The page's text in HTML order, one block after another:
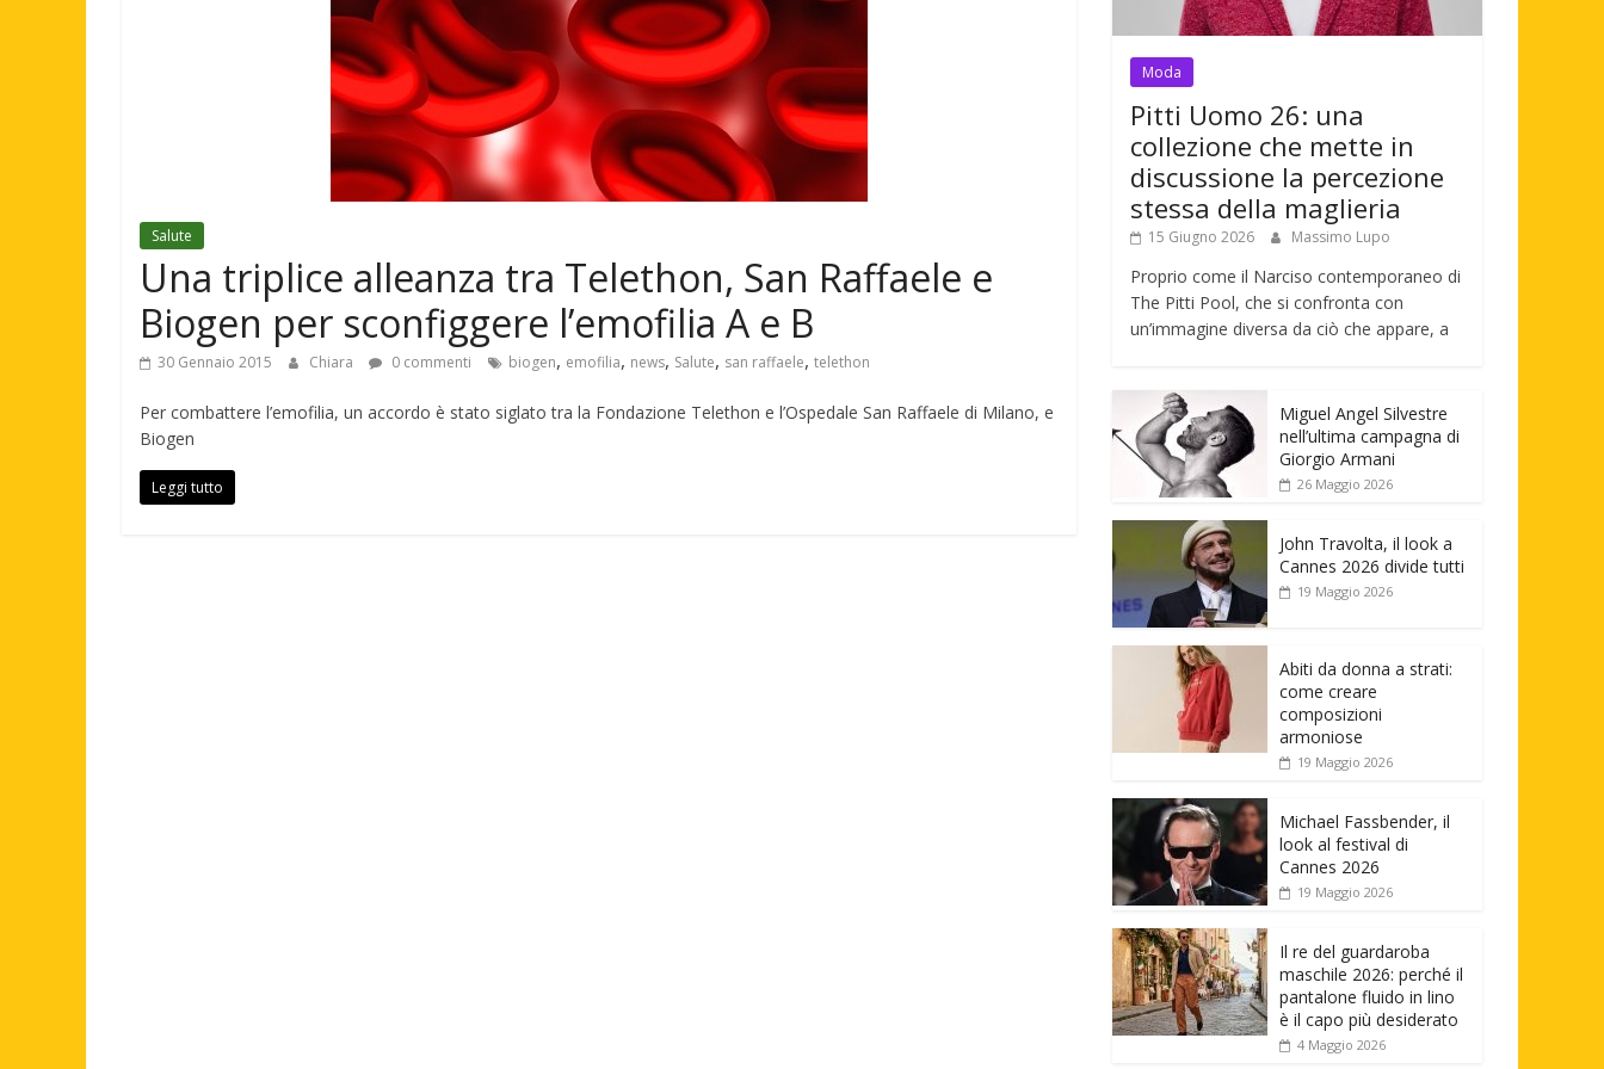
Salute
Una triplice alleanza tra Telethon, San Raffaele e
Biogen per sconfiggere l’emofilia A e B
30 Gennaio 2015 Chiara 0 commenti biogen, emofilia, news, Salute, san raffaele, telethon
Per combattere l’emofilia, un accordo è stato siglato tra la Fondazione Telethon e l’Ospedale San Raffaele di Milano, e
Biogen
Leggi tutto
Moda
Pitti Uomo 26: una
collezione che mette in
discussione la percezione
stessa della maglieria
15 Giugno 2026 Massimo Lupo
Proprio come il Narciso contemporaneo di
The Pitti Pool, che si confronta con
un’immagine diversa da ciò che appare, a
Miguel Angel Silvestre
nell’ultima campagna di
Giorgio Armani
26 Maggio 2026
John Travolta, il look a
Cannes 2026 divide tutti
19 Maggio 2026
Abiti da donna a strati:
come creare
composizioni
armoniose
19 Maggio 2026
Michael Fassbender, il
look al festival di
Cannes 2026
19 Maggio 2026
Il re del guardaroba
maschile 2026: perché il
pantalone fluido in lino
è il capo più desiderato
4 Maggio 2026